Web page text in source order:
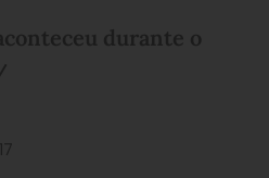
durante o